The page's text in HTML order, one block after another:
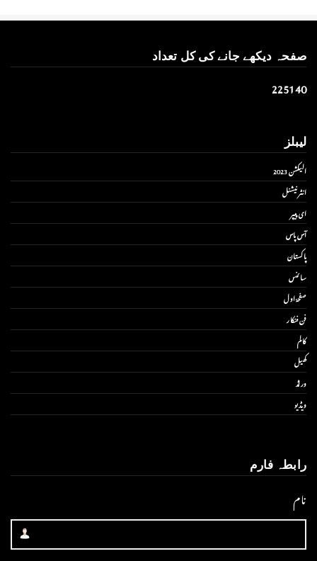
صفحہ دیکھے جانے کی کل تعداد
225140
لیبلز
الیکشن 2023
انٹر نیشنل
ای پیپر
آس پاس
پاکستان
سائنس
صفحۂ اول
فن فنکار
کالم
کھیل
ورلڈ
ویڈیو
رابطہ فارم
نام